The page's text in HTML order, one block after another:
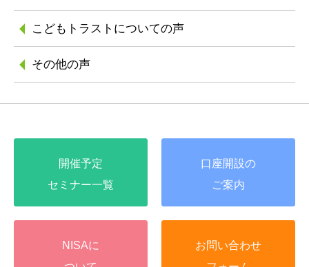
こどもトラストについての声
その他の声
開催予定
セミナー一覧
口座開設の
ご案内
NISAに
お問い合わせ